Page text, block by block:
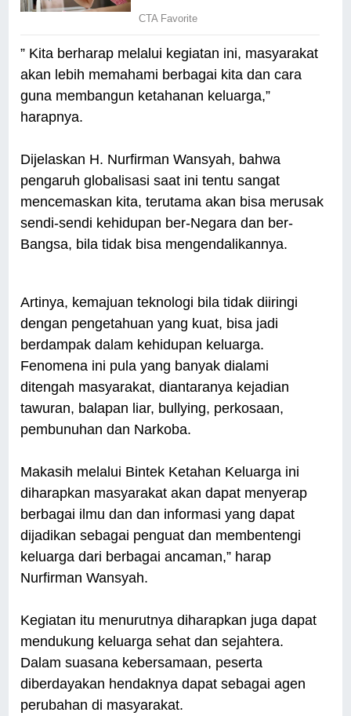
” Kita berharap melalui kegiatan ini, masyarakat
akan lebih memahami berbagai kita dan cara
guna membangun ketahanan keluarga,”
harapnya.
Dijelaskan H. Nurfirman Wansyah, bahwa
pengaruh globalisasi saat ini tentu sangat
mencemaskan kita, terutama akan bisa merusak
sendi-sendi kehidupan ber-Negara dan ber-
Bangsa, bila tidak bisa mengendalikannya.
Artinya, kemajuan teknologi bila tidak diiringi
dengan pengetahuan yang kuat, bisa jadi
berdampak dalam kehidupan keluarga.
Fenomena ini pula yang banyak dialami
ditengah masyarakat, diantaranya kejadian
tawuran, balapan liar, bullying, perkosaan,
pembunuhan dan Narkoba.
Makasih melalui Bintek Ketahan Keluarga ini
diharapkan masyarakat akan dapat menyerap
berbagai ilmu dan dan informasi yang dapat
dijadikan sebagai penguat dan membentengi
keluarga dari berbagai ancaman,” harap
Nurfirman Wansyah.
Kegiatan itu menurutnya diharapkan juga dapat
mendukung keluarga sehat dan sejahtera.
Dalam suasana kebersamaan, peserta
diberdayakan hendaknya dapat sebagai agen
perubahan di masyarakat.